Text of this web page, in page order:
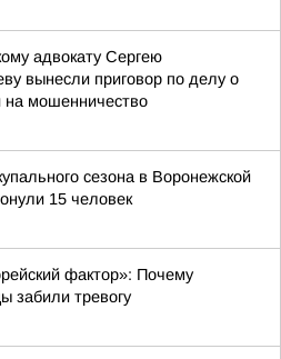
адвокату Сергею
вынесли приговор по делу о
на мошенничество
сезона в Воронежской
15 человек
фактор»: Почему
забили тревогу